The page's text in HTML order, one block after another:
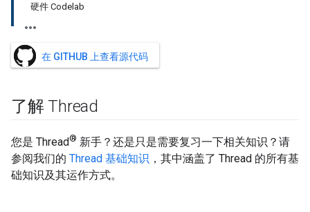
硬件 Codelab
在 GITHUB 上查看源代码
了解 Thread
您是 Thread® 新手？还是只是需要复习一下相关知识？请
参阅我们的 Thread 基础知识 ，其中涵盖了 Thread 的所有基
础知识及其运作方式。